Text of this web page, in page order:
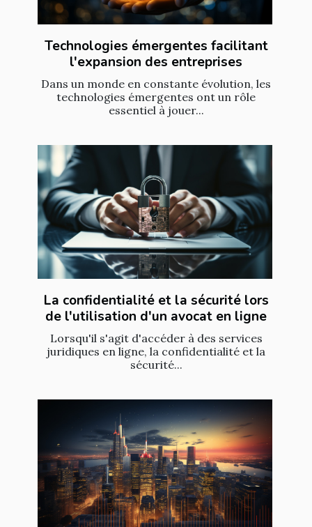
Technologies émergentes facilitant
l'expansion des entreprises
Dans un monde en constante évolution, les
technologies émergentes ont un rôle
essentiel à jouer...
La confidentialité et la sécurité lors
de l'utilisation d'un avocat en ligne
Lorsqu'il s'agit d'accéder à des services
juridiques en ligne, la confidentialité et la
sécurité...